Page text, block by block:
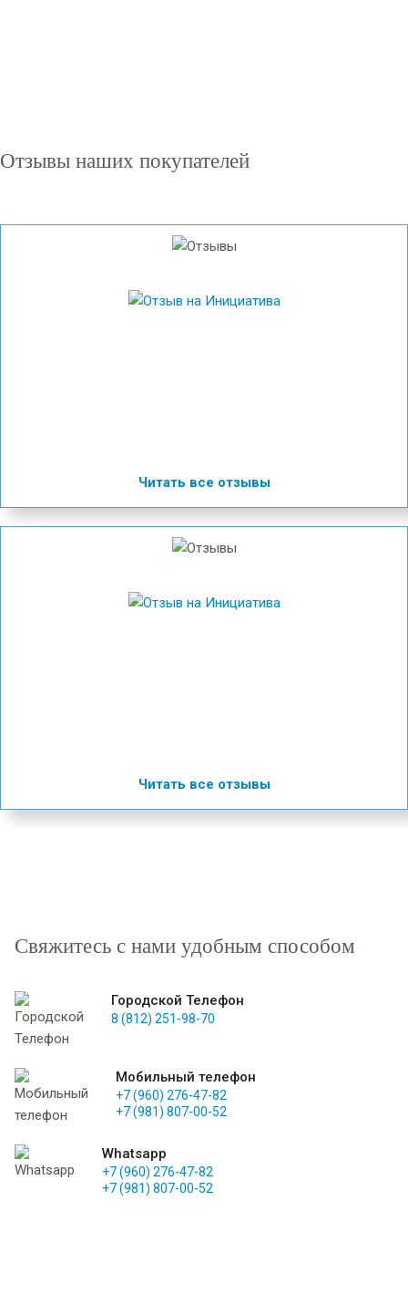
Отзывы наших покупателей
Читать все отзывы
Читать все отзывы
Свяжитесь с нами удобным способом
Городской Телефон
8 (812) 251-98-70
Мобильный телефон
+7 (960) 276-47-82
+7 (981) 807-00-52
Whatsapp
+7 (960) 276-47-82
+7 (981) 807-00-52